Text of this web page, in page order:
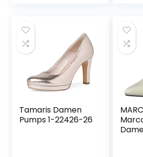
Tamaris Damen
Pumps 1-22426-26